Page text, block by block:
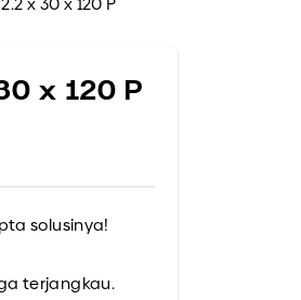
x 120 P
solusinya!
terjangkau.